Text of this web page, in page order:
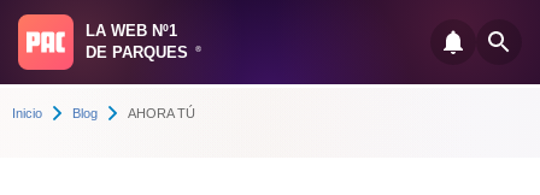
LA WEB Nº1
DE PARQUES
®
Inicio Blog AHORA TÚ